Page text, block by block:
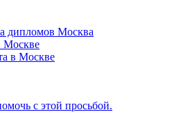
дипломов Москва
Москве
в Москве
с этой просьбой.